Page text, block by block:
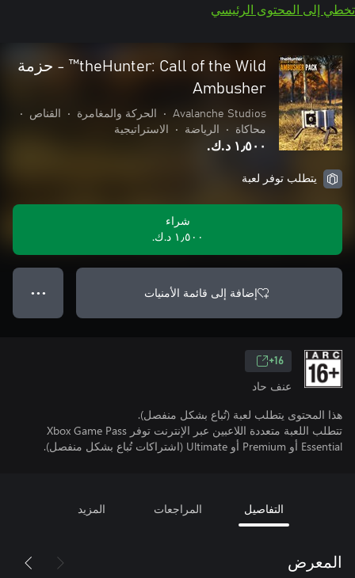
تخطي إلى المحتوى الرئيسي
theHunter: Call of the Wild™ - حزمة
Ambusher
Avalanche Studios
• الحركة والمغامرة • القناص
•
محاكاة
• الرياضة • الاستراتيجية
١٫٥٠٠ د.ك.‏
يتطلب توفر لعبة
شراء
١٫٥٠٠ د.ك.‏
إضافة إلى قائمة الأمنيات ● ● ●
16+
عنف حاد
هذا المحتوى يتطلب لعبة (تُباع بشكل منفصل).
تتطلب اللعبة متعددة اللاعبين عبر الإنترنت توفر Xbox Game Pass
Essential أو Premium أو Ultimate (اشتراكات تُباع بشكل منفصل).
التفاصيل المراجعات المزيد
المعرض